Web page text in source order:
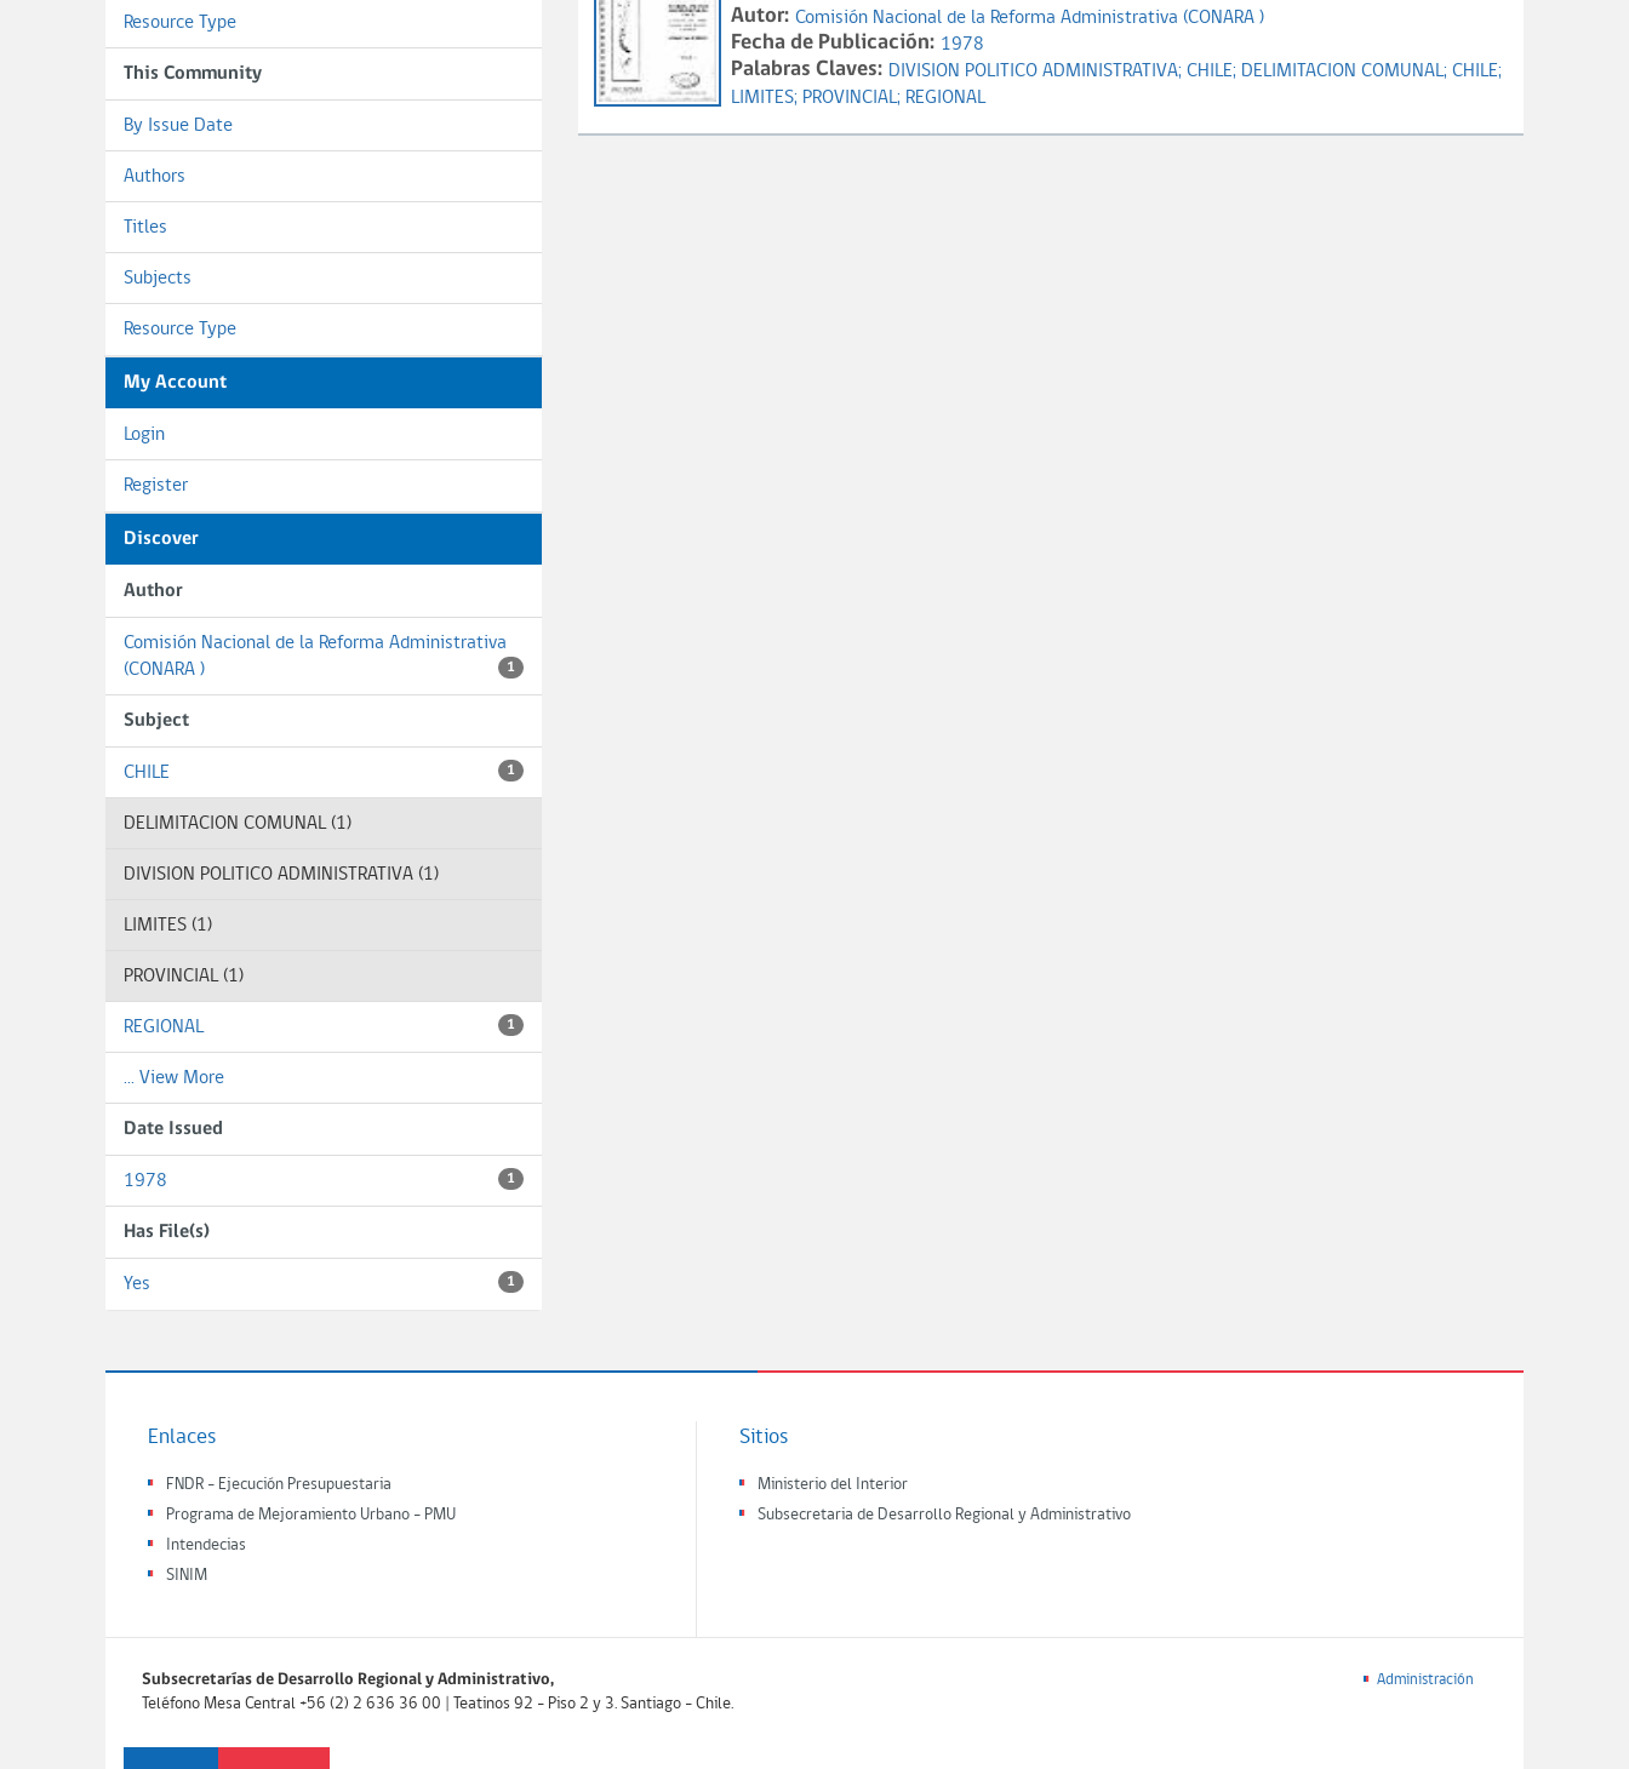
Resource Type
This Community
By Issue Date
Authors
Titles
Subjects
Resource Type
My Account
Login
Register
Discover
Author
Comisión Nacional de la Reforma Administrativa
(CONARA )
1
Subject
CHILE 1
DELIMITACION COMUNAL (1)
DIVISION POLITICO ADMINISTRATIVA (1)
LIMITES (1)
PROVINCIAL (1)
REGIONAL 1
... View More
Date Issued
1978 1
Has File(s)
Yes 1
Autor: Comisión Nacional de la Reforma Administrativa (CONARA )
Fecha de Publicación: 1978
Palabras Claves: DIVISION POLITICO ADMINISTRATIVA; CHILE; DELIMITACION COMUNAL; CHILE;
LIMITES; PROVINCIAL; REGIONAL
Enlaces
FNDR - Ejecución Presupuestaria
Programa de Mejoramiento Urbano - PMU
Intendecias
SINIM
Sitios
Ministerio del Interior
Subsecretaria de Desarrollo Regional y Administrativo
Subsecretarías de Desarrollo Regional y Administrativo,
Teléfono Mesa Central +56 (2) 2 636 36 00 | Teatinos 92 - Piso 2 y 3. Santiago - Chile.
Administración